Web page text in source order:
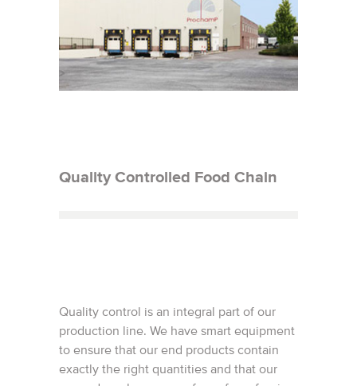
Quality Controlled Food Chain
Quality control is an integral part of our
production line. We have smart equipment
to ensure that our end products contain
exactly the right quantities and that our